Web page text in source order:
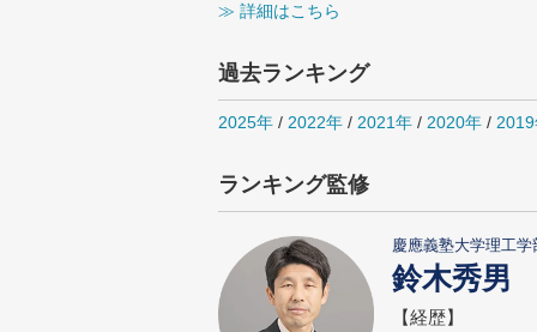
≫ 詳細はこちら
過去ランキング
2025年 / 2022年 / 2021年 / 2020年 /
ランキング監修
慶應義塾大学理工
鈴木秀男
【経歴】